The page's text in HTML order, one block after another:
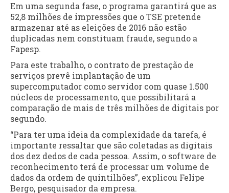
Em uma segunda fase, o programa garantirá que as
52,8 milhões de impressões que o TSE pretende
armazenar até as eleições de 2016 não estão
duplicadas nem constituam fraude, segundo a
Fapesp.
Para este trabalho, o contrato de prestação de
serviços prevê implantação de um
supercomputador como servidor com quase 1.500
núcleos de processamento, que possibilitará a
comparação de mais de três milhões de digitais por
segundo.
“Para ter uma ideia da complexidade da tarefa, é
importante ressaltar que são coletadas as digitais
dos dez dedos de cada pessoa. Assim, o software de
reconhecimento terá de processar um volume de
dados da ordem de quintilhões”, explicou Felipe
Bergo, pesquisador da empresa.